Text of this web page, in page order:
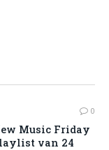
0
Music Friday
van 24